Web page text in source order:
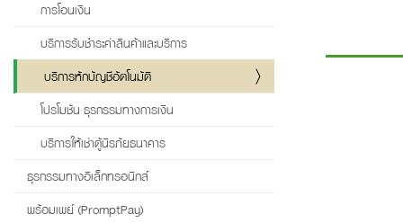
การโอนเงิน
บริการรับชำระค่าสินค้าและบริการ
บริการหักบัญชีอัตโนมัติ
โปรโมชัน ธุรกรรมทางการเงิน
บริการให้เช่าตู้นิรภัยธนาคาร
ธุรกรรมทางอิเล็กทรอนิกส์
พร้อมเพย์ (PromptPay)